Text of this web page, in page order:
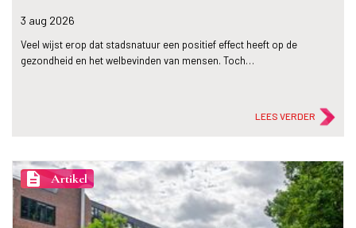
3 aug 2026
Veel wijst erop dat stadsnatuur een positief effect heeft op de
gezondheid en het welbevinden van mensen. Toch…
LEES VERDER
description Artikel